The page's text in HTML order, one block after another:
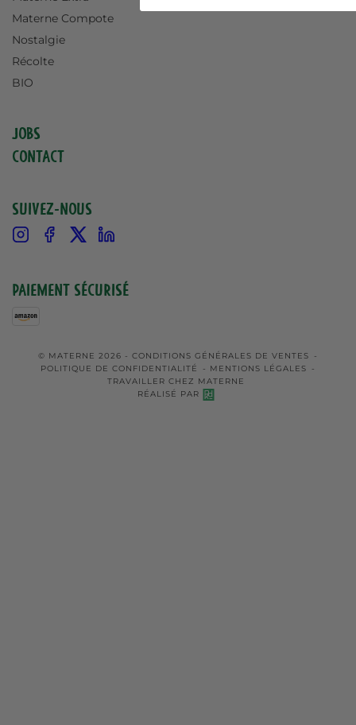
Materne Compote
Nostalgie
Récolte
BIO
Jobs
Contact
Suivez-nous
InstagramFacebook
X Linkedin
Paiement sécurisé
© MATERNE 2026 - CONDITIONS GÉNÉRALES DE VENTES
-
POLITIQUE DE CONFIDENTIALITÉ
- MENTIONS LÉGALES
-
TRAVAILLER CHEZ MATERNE
RÉALISÉ PAR